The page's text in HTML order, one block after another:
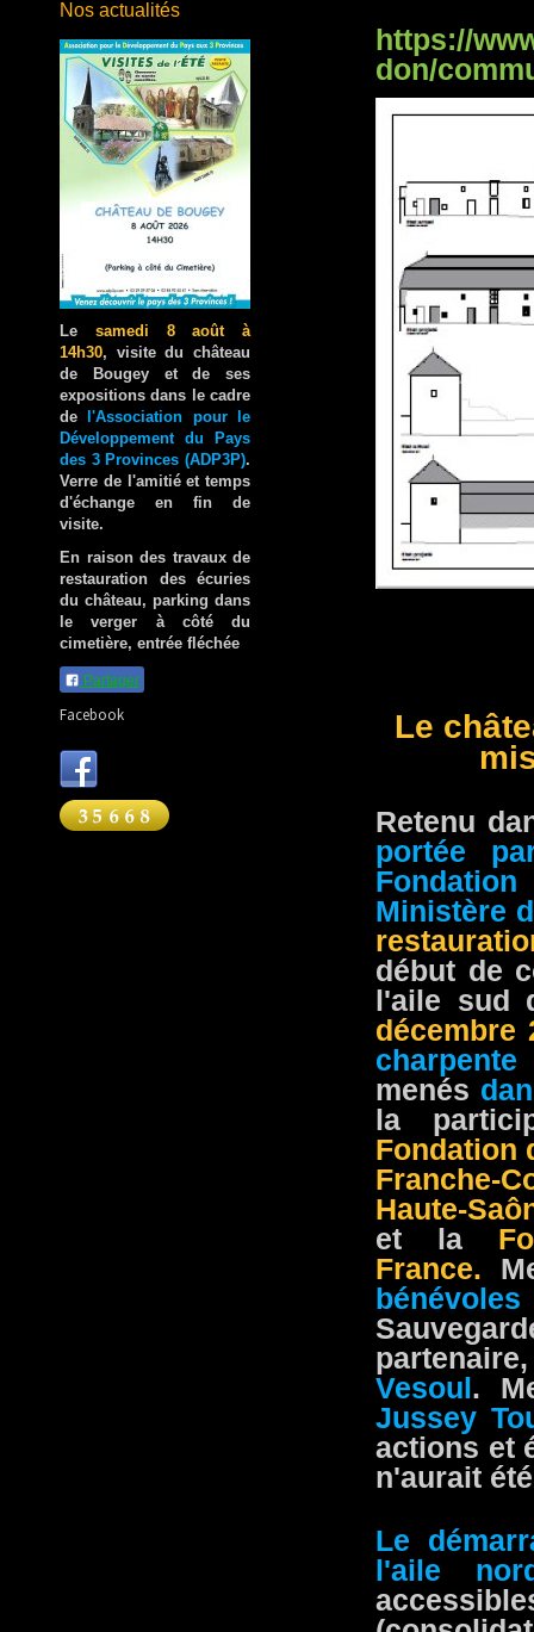
Nos actualités
Le samedi 8 août à
14h30, visite du château
de Bougey et de ses
expositions dans le cadre
de
l'Association pour le
Développement du Pays
des 3 Provinces (ADP3P).
Verre de l'amitié et temps
d'échange en fin de
visite.
En raison des travaux de
restauration des écuries
du château, parking dans
le verger à côté du
cimetière, entrée fléchée
Partager
Facebook
https://
don/
Le
Retenu
portée
Ministère
début de
l'aile sud
décembre
menés
la
Fondation
Franche-
Haute-
et la
France.
Vesoul.
Jussey
actions et
n'aurait
Le
l'aile